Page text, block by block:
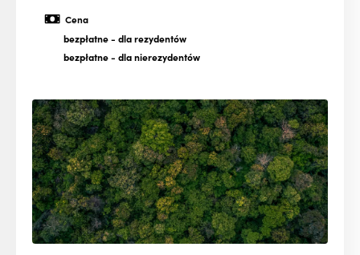
Cena
bezpłatne- dla rezydentów
bezpłatne- dla nierezydentów